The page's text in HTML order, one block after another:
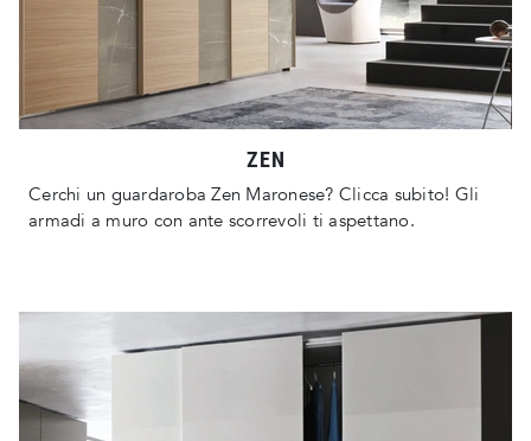
ZEN
Cerchi un guardaroba Zen Maronese? Clicca subito! Gli
armadi a muro con ante scorrevoli ti aspettano.